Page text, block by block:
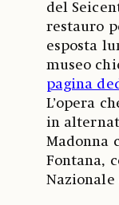
del
restauro
esposta
museo
pagina
L’opera
in
Madonna
Fontana,
Nazionale